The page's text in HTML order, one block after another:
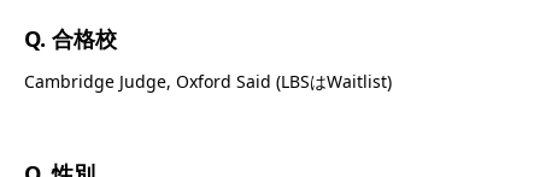
Q. 合格校
Cambridge Judge, Oxford Said (LBSはWaitlist)